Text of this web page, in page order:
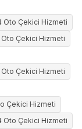
Oto Çekici Hizmeti
Çekici Hizmeti
Çekici Hizmeti
Çekici Hizmeti
Oto Çekici Hizmeti